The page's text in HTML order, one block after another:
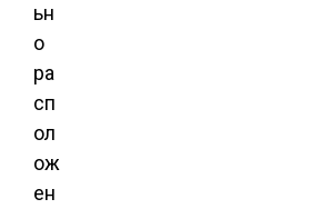
ьн
о
ра
сп
ол
ож
ен